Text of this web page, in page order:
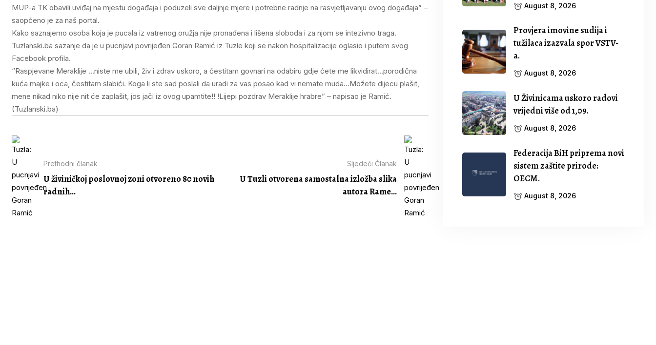
MUP-a TK obavili uviđaj na mjestu događaja i poduzeli sve daljnje mjere i potrebne radnje na rasvjetljavanju ovog događaja” –
saopćeno je za naš portal.
Kako saznajemo osoba koja je pucala iz vatrenog oružja nije pronađena i lišena sloboda i za njom se intezivno traga.
Tuzlanski.ba sazanje da je u pucnjavi povrijeđen Goran Ramić iz Tuzle koji se nakon hospitalizacije oglasio i putem svog
Facebook profila.
“Raspjevane Meraklije …niste me ubili, živ i zdrav uskoro, a čestitam govnari na odabiru gdje ćete me likvidirat…porodična
kuća majke i oca, čestitam slabići. Koga li ste sad poslali da uradi za vas posao kad vi nemate muda…Možete dijecu plašit,
mene nikad niko nije nit će zaplašit, jos jači iz ovog upamtite!! !Lijepi pozdrav Meraklije hrabre” – napisao je Ramić.
(Tuzlanski.ba)
Prethodni članak
U živiničkoj poslovnoj zoni otvoreno 80 novih
radnih...
Sljedeći Članak
U Tuzli otvorena samostalna izložba slika
autora Rame...
August 8, 2026
Provjera imovine sudija i
tužilaca izazvala spor VSTV-
a.
August 8, 2026
U Živinicama uskoro radovi
vrijedni više od 1,09.
August 8, 2026
Federacija BiH priprema novi
sistem zaštite prirode:
OECM.
August 8, 2026